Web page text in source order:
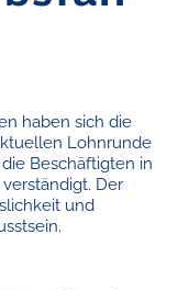
haben sich die
Lohnrunde
Beschäftigten in
Der
und